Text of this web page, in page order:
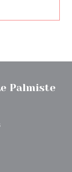
Palmiste
((открывается в